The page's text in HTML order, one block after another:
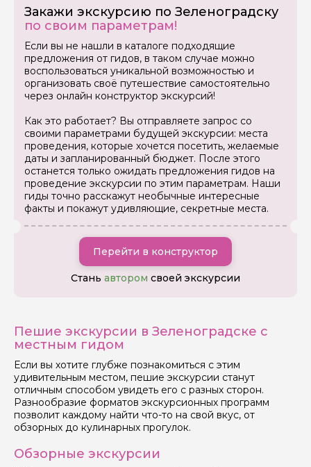
Закажи экскурсию по Зеленоградску
по своим параметрам!
Если вы не нашли в каталоге подходящие
предложения от гидов, в таком случае можно
воспользоваться уникальной возможностью и
организовать своё путешествие самостоятельно
через онлайн конструктор экскурсий!
Как это работает? Вы отправляете запрос со
своими параметрами будущей экскурсии: места
проведения, которые хочется посетить, желаемые
даты и запланированный бюджет. После этого
останется только ожидать предложения гидов на
проведение экскурсии по этим параметрам. Наши
гиды точно расскажут необычные интересные
факты и покажут удивляющие, секретные места.
Перейти в конструктор
Стань автором своей экскурсии
Пешие экскурсии в Зеленоградске с
местным гидом
Если вы хотите глубже познакомиться с этим
удивительным местом, пешие экскурсии станут
отличным способом увидеть его с разных сторон.
Разнообразие форматов экскурсионных программ
позволит каждому найти что-то на свой вкус, от
обзорных до кулинарных прогулок.
Обзорные экскурсии
Задайте свой вопрос гиду
Как вас зовут